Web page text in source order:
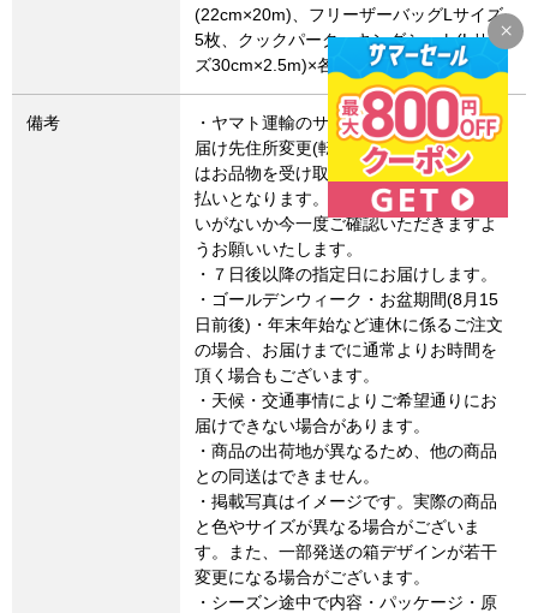
(22cm×20m)、フリーザーバッグLサイズ
5枚、クックパークッキングシート(Lサイ
ズ30cm×2.5m)×各1
備考
・ヤマト運輸のサービス変更により、お
届け先住所変更(転送)した場合、転送費用
はお品物を受け取るお客さまによるお支
払いとなります。お届け先住所にお間違
いがないか今一度ご確認いただきますよ
うお願いいたします。
・７日後以降の指定日にお届けします。
・ゴールデンウィーク・お盆期間(8月15
日前後)・年末年始など連休に係るご注文
の場合、お届けまでに通常よりお時間を
頂く場合もございます。
・天候・交通事情によりご希望通りにお
届けできない場合があります。
・商品の出荷地が異なるため、他の商品
との同送はできません。
・掲載写真はイメージです。実際の商品
と色やサイズが異なる場合がございま
す。また、一部発送の箱デザインが若干
変更になる場合がございます。
・シーズン途中で内容・パッケージ・原